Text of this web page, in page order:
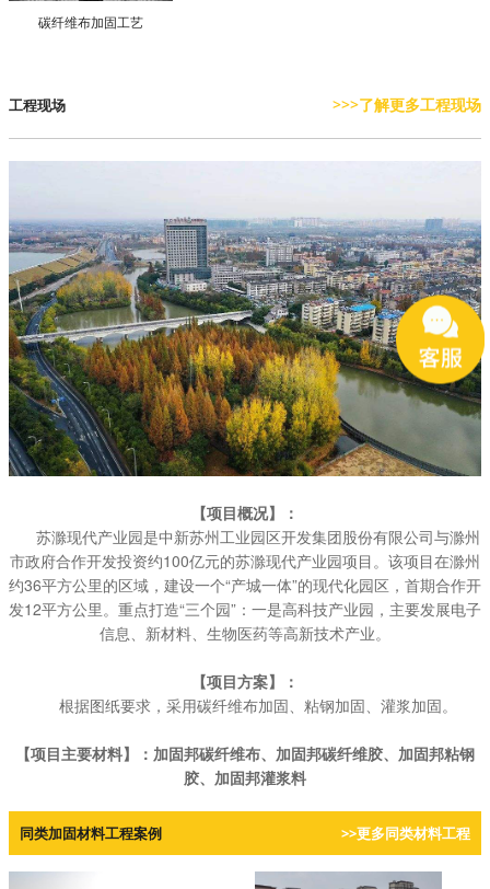
碳纤维布加固工艺
工程现场 >>>了解更多工程现场
【项目概况】：
苏滁现代产业园是中新苏州工业园区开发集团股份有限公司与滁州
市政府合作开发投资约100亿元的苏滁现代产业园项目。该项目在滁州
约36平方公里的区域，建设一个“产城一体”的现代化园区，首期合作开
发12平方公里。重点打造“三个园”：一是高科技产业园，主要发展电子
信息、新材料、生物医药等高新技术产业。
【项目方案】：
根据图纸要求，采用碳纤维布加固、粘钢加固、灌浆加固。
【项目主要材料】：加固邦碳纤维布、加固邦碳纤维胶、加固邦粘钢
胶、加固邦灌浆料
同类加固材料工程案例 >>更多同类材料工程